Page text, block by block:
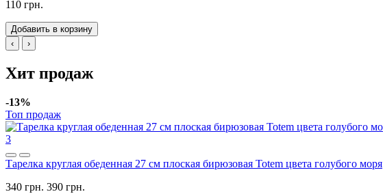
110 грн.
Добавить в корзину
‹
›
Хит продаж
-13%
Топ продаж
3
Тарелка круглая обеденная 27 см плоская бирюзовая Totem цвета голубого моря
340 грн. 390 грн.